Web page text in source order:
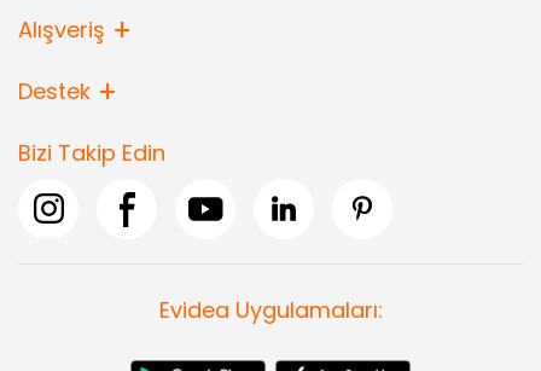
Alışveriş
Destek
Bizi Takip Edin
Evidea Uygulamaları: